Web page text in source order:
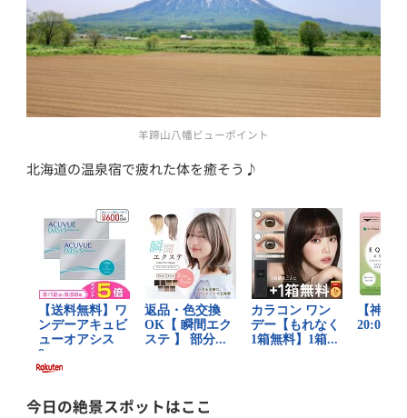
羊蹄山八幡ビューポイント
北海道の温泉宿で疲れた体を癒そう♪
今日の絶景スポットはここ